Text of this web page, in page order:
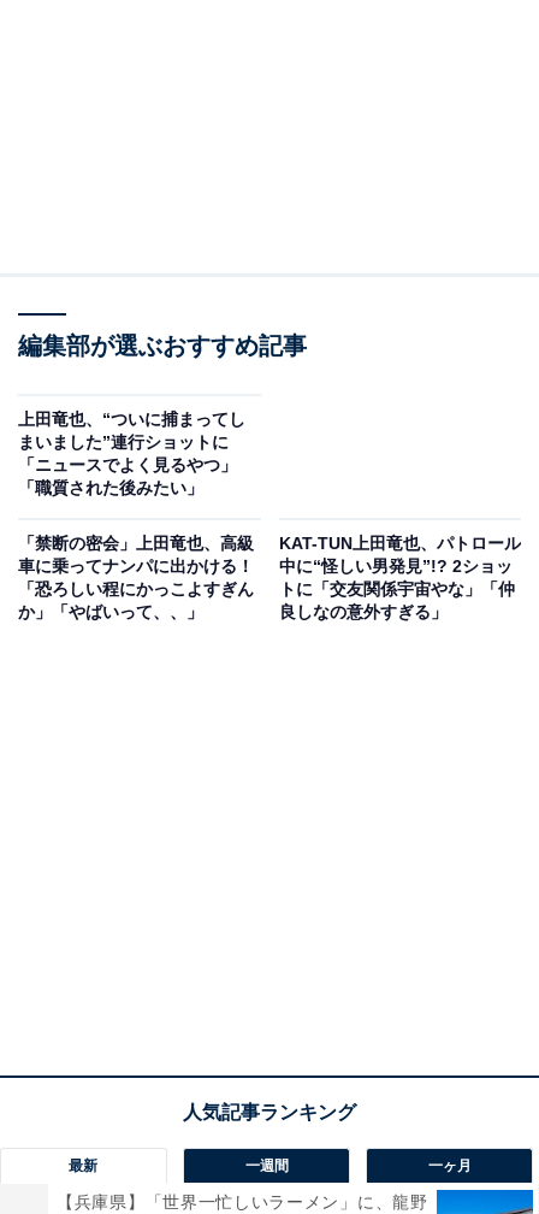
編集部が選ぶおすすめ記事
上田竜也、“ついに捕まってし
まいました”連行ショットに
「ニュースでよく見るやつ」
「職質された後みたい」
「禁断の密会」上田竜也、高級
車に乗ってナンパに出かける！
「恐ろしい程にかっこよすぎん
か」「やばいって、、」
KAT-TUN上田竜也、パトロール
中に“怪しい男発見”!? 2ショッ
トに「交友関係宇宙やな」「仲
良しなの意外すぎる」
最新 一週間 一ヶ月
【兵庫県】「世界一忙しいラーメン」に、龍野